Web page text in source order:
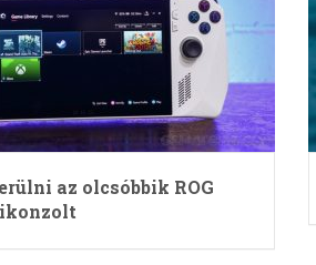
az olcsóbbik ROG